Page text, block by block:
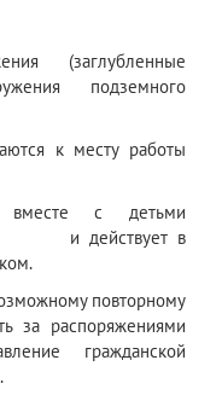
(заглубленные
подземного
к месту работы
вместе с детьми
действует в
повторному
за распоряжениями
гражданской